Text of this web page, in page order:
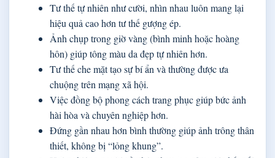
Tư thế tự nhiên như cười, nhìn nhau luôn mang lại
hiệu quả cao hơn tư thế gượng ép.
Ảnh chụp trong giờ vàng (bình minh hoặc hoàng
hôn) giúp tông màu da đẹp tự nhiên hơn.
Tư thế che mặt tạo sự bí ẩn và thường được ưa
chuộng trên mạng xã hội.
Việc đồng bộ phong cách trang phục giúp bức ảnh
hài hòa và chuyên nghiệp hơn.
Đứng gần nhau hơn bình thường giúp ảnh trông thân
thiết, không bị “lỏng khung”.